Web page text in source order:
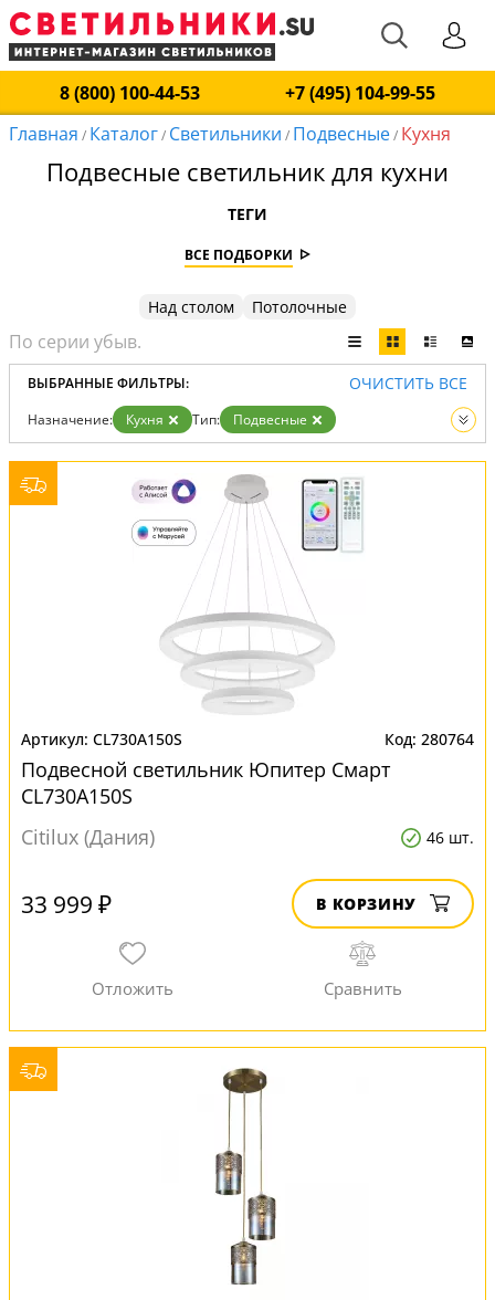
8 (800) 100-44-53
+7 (495) 104-99-55
Главная / Каталог/ Светильники / Подвесные/ Кухня
Подвесные светильник для кухни
ТЕГИ
ВСЕ ПОДБОРКИ
Над столом Потолочные
ВЫБРАННЫЕ ФИЛЬТРЫ: ОЧИСТИТЬ ВСЕ
Назначение: Кухня Тип:
Подвесные
Вид:
Светильники
CL730A150S 280764
Подвесной светильник Юпитер Смарт
CL730A150S
Citilux (Дания)
46 шт.
33 999 ₽ В КОРЗИНУ